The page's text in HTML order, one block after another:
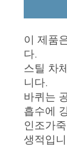
이 제품
다.
스틸 차
니다.
바퀴는
흡수에
인조가
생적입